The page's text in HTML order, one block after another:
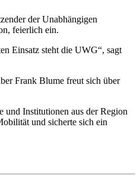
der Unabhängigen
feierlich ein.
Einsatz steht die UWG“, sagt
Frank Blume freut sich über
und Institutionen aus der Region
und sicherte sich ein